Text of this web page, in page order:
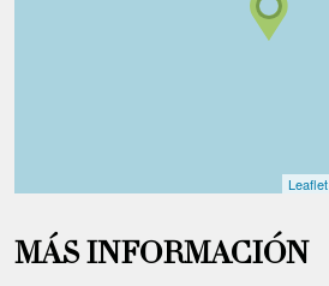
Leaflet
MÁS INFORMACIÓN